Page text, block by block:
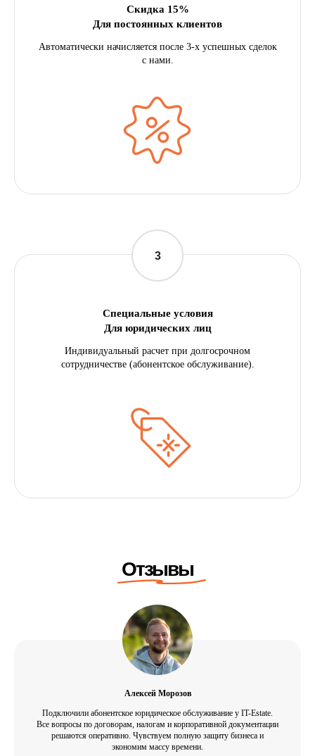
Скидка 15%
Для постоянных клиентов
Автоматически начисляется после 3-х успешных сделок
с нами.
Специальные условия
Для юридических лиц
Индивидуальный расчет при долгосрочном
сотрудничестве (абонентское обслуживание).
Алексей Морозов
Подключили абонентское юридическое обслуживание у IT-Estate.
Все вопросы по договорам, налогам и корпоративной документации
решаются оперативно. Чувствуем полную защиту бизнеса и
экономим массу времени.
Статьи